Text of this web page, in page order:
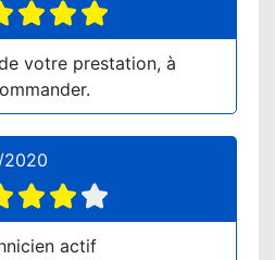
votre prestation, à
actif